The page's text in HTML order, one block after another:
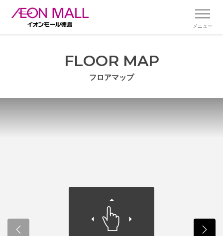
メニュー
FLOOR MAP
フロアマップ